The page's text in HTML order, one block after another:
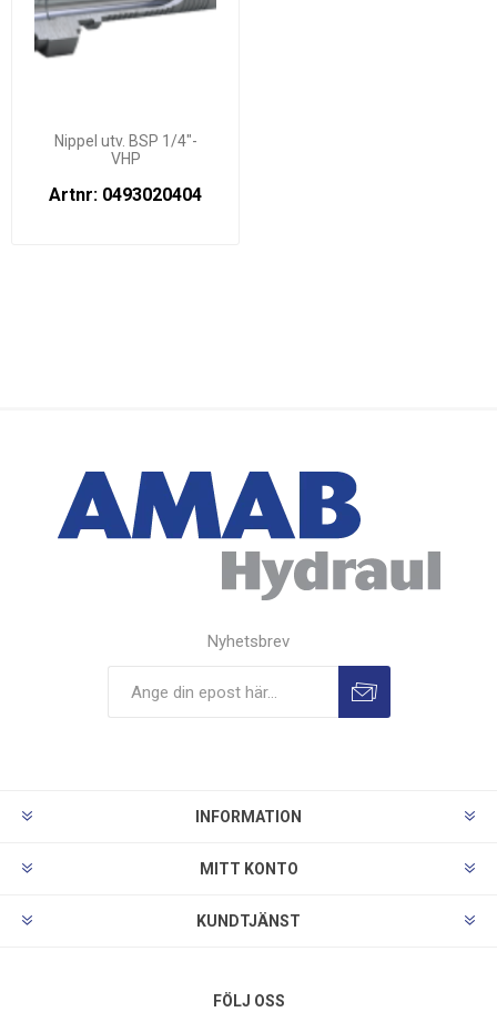
Nippel utv. BSP 1/4"-
VHP
Artnr: 0493020404
Nyhetsbrev
INFORMATION
MITT KONTO
KUNDTJÄNST
FÖLJ OSS